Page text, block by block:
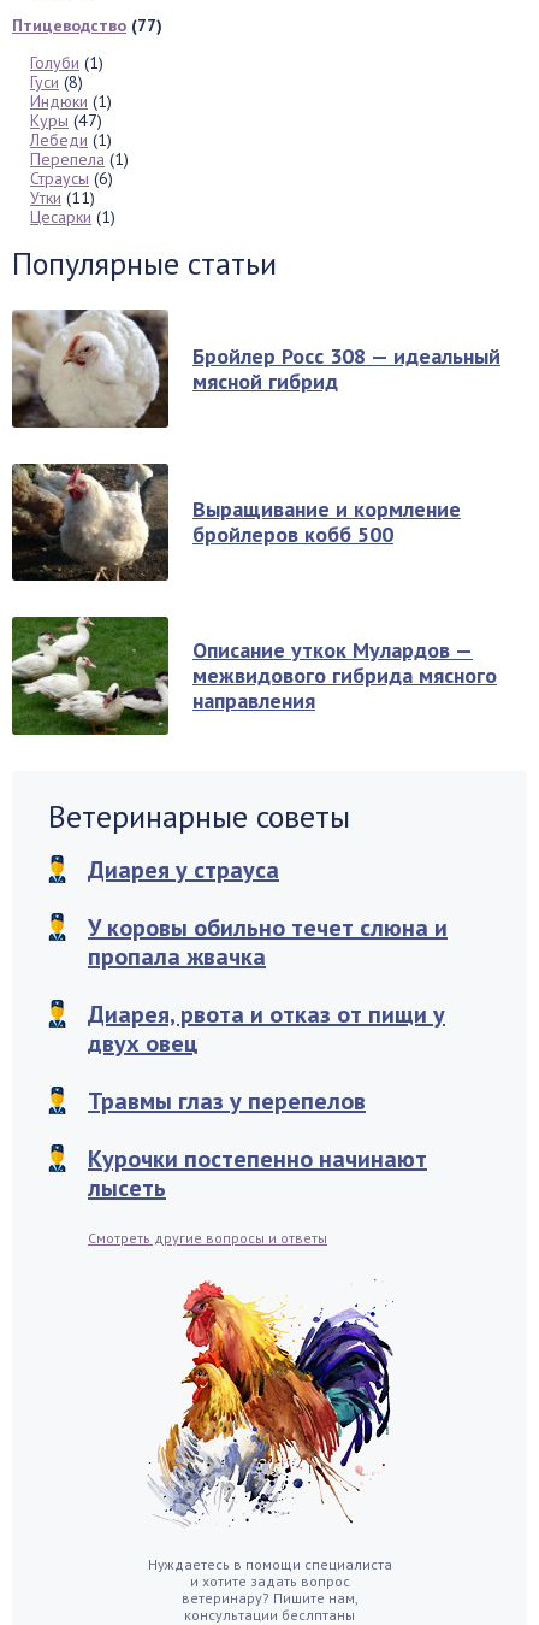
Птицеводство (77)
Голуби (1)
Гуси (8)
Индюки (1)
Куры (47)
Лебеди (1)
Перепела (1)
Страусы (6)
Утки (11)
Цесарки (1)
Популярные статьи
Бройлер Росс 308 — идеальный
мясной гибрид
Выращивание и кормление
бройлеров кобб 500
Описание уткок Мулардов —
межвидового гибрида мясного
направления
Ветеринарные советы
Диарея у страуса
У коровы обильно течет слюна и
пропала жвачка
Диарея, рвота и отказ от пищи у
двух овец
Травмы глаз у перепелов
Курочки постепенно начинают
лысеть
Смотреть другие вопросы и ответы
Нуждаетесь в помощи специалиста
и хотите задать вопрос
ветеринару? Пишите нам,
консультации беслптаны